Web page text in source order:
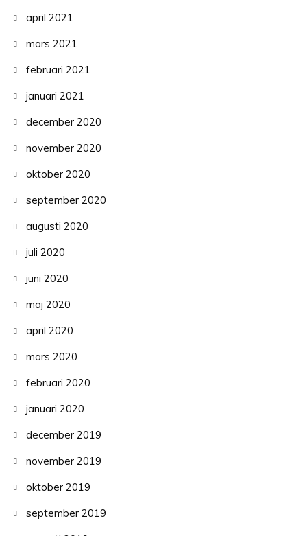
april 2021
mars 2021
februari 2021
januari 2021
december 2020
november 2020
oktober 2020
september 2020
augusti 2020
juli 2020
juni 2020
maj 2020
april 2020
mars 2020
februari 2020
januari 2020
december 2019
november 2019
oktober 2019
september 2019